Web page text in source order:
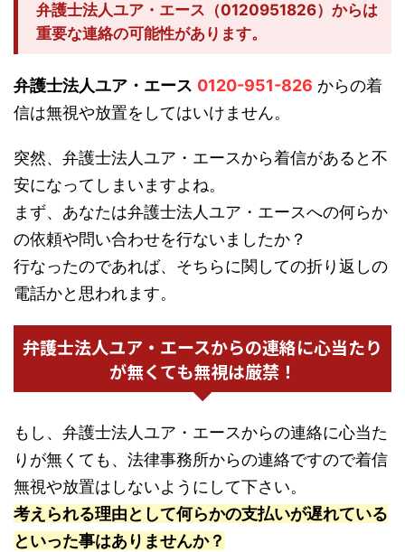
弁護士法人ユア・エース（0120951826）からは
重要な連絡の可能性があります。
弁護士法人ユア・エース 0120-951-826 からの着
信は無視や放置をしてはいけません。
突然、弁護士法人ユア・エースから着信があると不
安になってしまいますよね。
まず、あなたは弁護士法人ユア・エースへの何らか
の依頼や問い合わせを行ないましたか？
行なったのであれば、そちらに関しての折り返しの
電話かと思われます。
弁護士法人ユア・エースからの連絡に心当たり
が無くても無視は厳禁！
もし、弁護士法人ユア・エースからの連絡に心当た
りが無くても、法律事務所からの連絡ですので着信
無視や放置はしないようにして下さい。
考えられる理由として何らかの支払いが遅れている
といった事はありませんか？